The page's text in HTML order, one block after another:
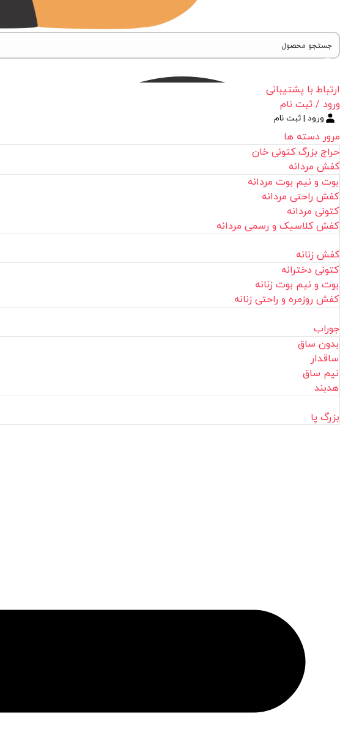
ارتباط با پشتیبانی
ورود / ثبت نام
ورود | ثبت نام
مرور دسته ها
حراج بزرگ کتونی خان
کفش مردانه
بوت و نیم بوت مردانه
کفش راحتی مردانه
کتونی مردانه
کفش کلاسیک و رسمی مردانه
کفش زنانه
کتونی دخترانه
بوت و نیم بوت زنانه
کفش روزمره و راحتی زنانه
جوراب
بدون ساق
ساقدار
نیم ساق
هدبند
بزرگ پا